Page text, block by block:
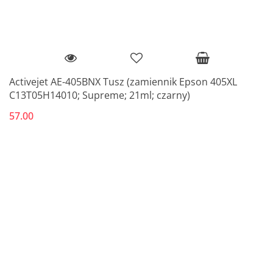
Activejet AE-405BNX Tusz (zamiennik Epson 405XL
C13T05H14010; Supreme; 21ml; czarny)
57.00